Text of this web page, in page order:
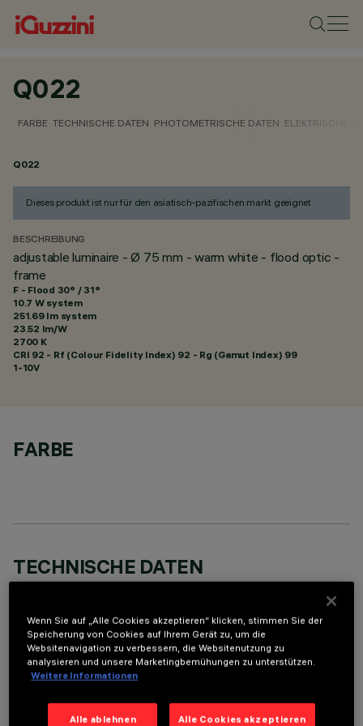
Q022
FARBE TECHNISCHE DATEN PHOTOMETRISCHE DATEN ELEKTRISCHE
Q022
Dieses produkt ist nur für den asiatisch-pazifischen markt geeignet
BESCHREIBUNG
adjustable luminaire - Ø 75 mm - warm white - flood optic -
frame
F - Flood 30° / 31°
10.7 W system
251.69 lm system
23.52 lm/W
2700 K
CRI 92 - Rf (Colour Fidelity Index) 92 - Rg (Gamut Index) 99
1-10V
FARBE
TECHNISCHE DATEN
BESCHREIBUNG
Round adjustable luminaire designed to use an LED lamp with
C.O.B.technology in a warm white colour tone 2,700K. Version
body. Lower reflector vacuum-metallised with aluminium
Wenn Sie auf „Alle Cookies akzeptieren“ klicken, stimmen Sie der
Speicherung von Cookies auf Ihrem Gerät zu, um die
Websitenavigation zu verbessern, die Websitenutzung zu
analysieren und unsere Marketingbemühungen zu unterstützen.
Weitere Informationen
Alle ablehnen Alle Cookies akzeptieren